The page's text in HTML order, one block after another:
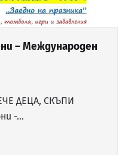
– Международен
ДЕЦА, СКЪПИ
-…